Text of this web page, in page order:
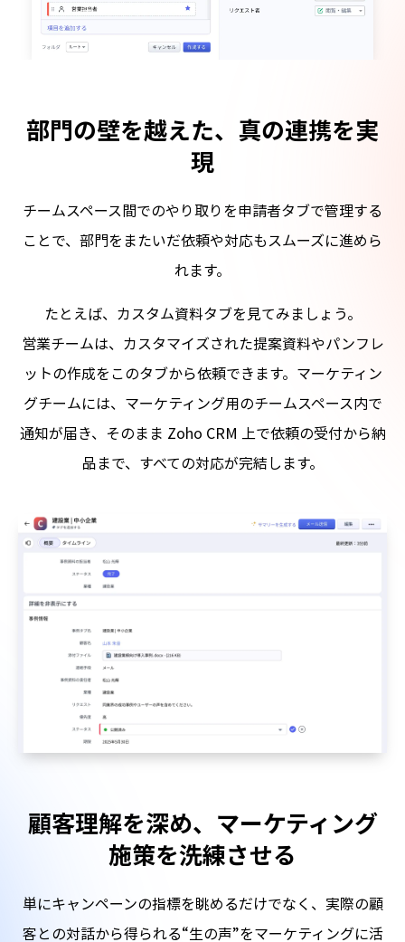
マーケティング用のチームスペー
ス
自分たちに本当に必要な情報だけに集中できる、マーケ
ティングチーム専用のチームスペースを作成すること
で、余計な情報に煩わされることなく、チームで効率よ
部門の壁を越えた、真の連携を実
現
チームスペース間でのやり取りを申請者タブで管理する
ことで、部門をまたいだ依頼や対応もスムーズに進めら
れます。
たとえば、カスタム資料タブを見てみましょう。
営業チームは、カスタマイズされた提案資料やパンフレ
ットの作成をこのタブから依頼できます。マーケティン
グチームには、マーケティング用のチームスペース内で
通知が届き、そのまま Zoho CRM 上で依頼の受付から納
品まで、すべての対応が完結します。
顧客理解を深め、マーケティング
施策を洗練させる
単にキャンペーンの指標を眺めるだけでなく、実際の顧
客との対話から得られる“生の声”をマーケティングに活